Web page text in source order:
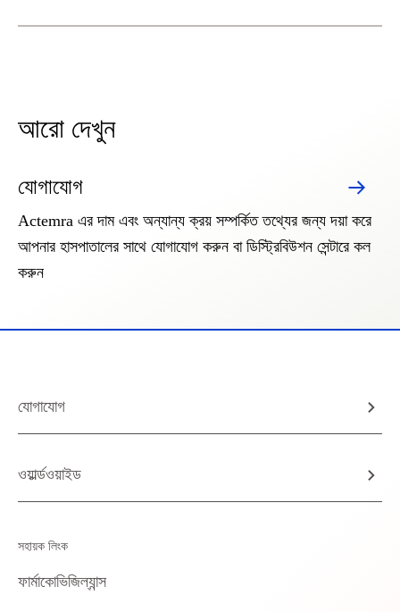
আরো দেখুন
যোগাযোগ
Actemra এর দাম এবং অন্যান্য ক্রয় সম্পর্কিত তথ্যের জন্য দয়া করে
আপনার হাসপাতালের সাথে যোগাযোগ করুন বা ডিস্ট্রিবিউশন সেন্টারে কল
করুন
যোগাযোগ
ওয়ার্ল্ডওয়াইড
সহায়ক লিংক
ফার্মাকোভিজিল্যান্স